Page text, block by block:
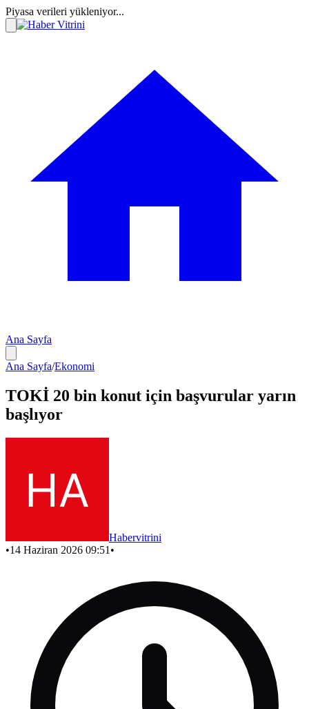
Piyasa verileri yükleniyor...
Ana Sayfa
Ana Sayfa/Ekonomi
TOKİ 20 bin konut için başvurular yarın
başlıyor
Habervitrini
•14 Haziran 2026 09:51 •